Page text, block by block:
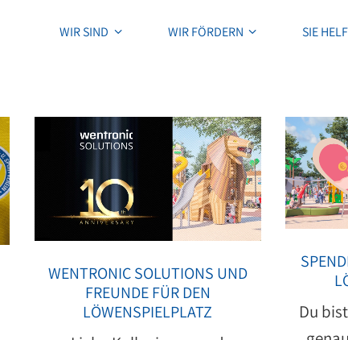
WIR SIND WIR FÖRDERN SIE
WIR SIND WIR FÖRDERN SIE
WENTRONIC SOLUTIONS UND
FREUNDE FÜR DEN
LÖWENSPIELPLATZ
Du